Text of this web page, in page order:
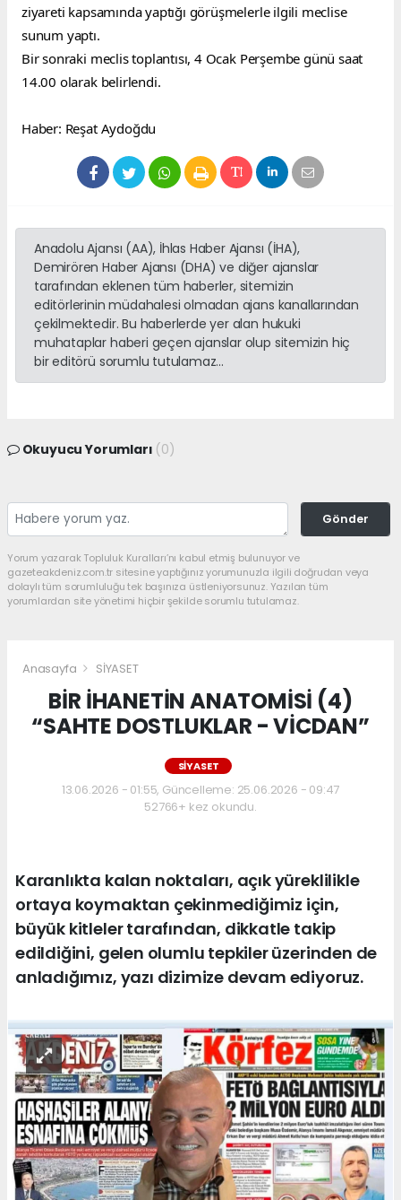
ziyareti kapsamında yaptığı görüşmelerle ilgili meclise
sunum yaptı.
Bir sonraki meclis toplantısı, 4 Ocak Perşembe günü saat
14.00 olarak belirlendi.
Haber: Reşat Aydoğdu
Anadolu Ajansı (AA), İhlas Haber Ajansı (İHA),
Demirören Haber Ajansı (DHA) ve diğer ajanslar
tarafından eklenen tüm haberler, sitemizin
editörlerinin müdahalesi olmadan ajans kanallarından
çekilmektedir. Bu haberlerde yer alan hukuki
muhataplar haberi geçen ajanslar olup sitemizin hiç
bir editörü sorumlu tutulamaz...
Okuyucu Yorumları (0)
Gönder
Yorum yazarak Topluluk Kuralları’nı kabul etmiş bulunuyor ve
gazeteakdeniz.com.tr sitesine yaptığınız yorumunuzla ilgili doğrudan veya
dolaylı tüm sorumluluğu tek başınıza üstleniyorsunuz. Yazılan tüm
yorumlardan site yönetimi hiçbir şekilde sorumlu tutulamaz.
Anasayfa SİYASET
BİR İHANETİN ANATOMİSİ (4)
“SAHTE DOSTLUKLAR - VİCDAN”
SİYASET
13.06.2026 - 01:55, Güncelleme: 25.06.2026 - 09:47
52766+ kez okundu.
Karanlıkta kalan noktaları, açık yüreklilikle
ortaya koymaktan çekinmediğimiz için,
büyük kitleler tarafından, dikkatle takip
edildiğini, gelen olumlu tepkiler üzerinden de
anladığımız, yazı dizimize devam ediyoruz.